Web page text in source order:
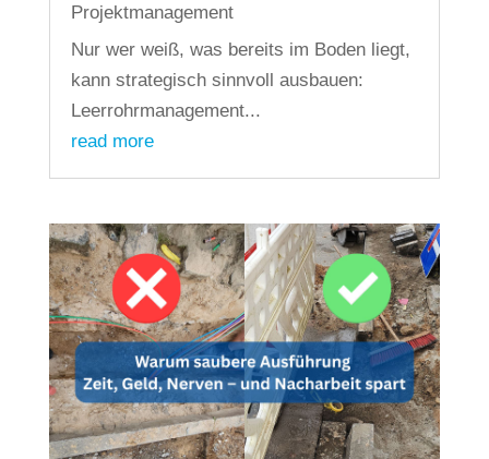
Projektmanagement
Nur wer weiß, was bereits im Boden liegt,
kann strategisch sinnvoll ausbauen:
Leerrohrmanagement...
read more